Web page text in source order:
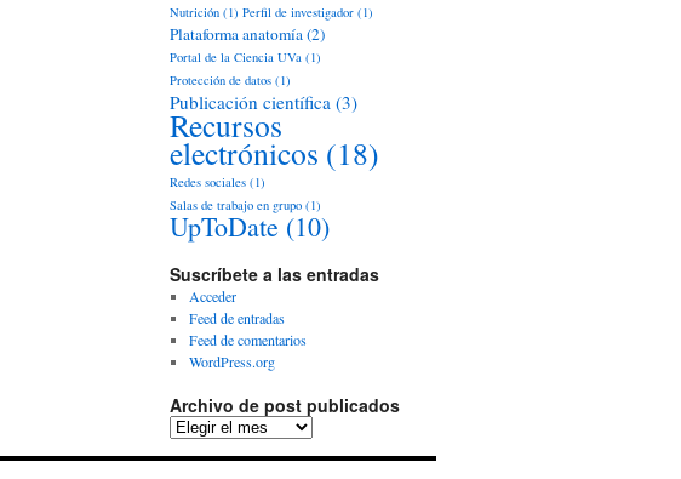
Nutrición (1) Perfil de investigador (1)
Plataforma anatomía(2)
Portal de la Ciencia UVa (1)
Protección de datos (1)
Publicación científica (3)
Recursos
electrónicos (18)
Redes sociales (1)
Salas de trabajo en grupo (1)
UpToDate (10)
Suscríbete a las entradas
Acceder
Feed de entradas
Feed de comentarios
WordPress.org
Archivo de post publicados
Archivo